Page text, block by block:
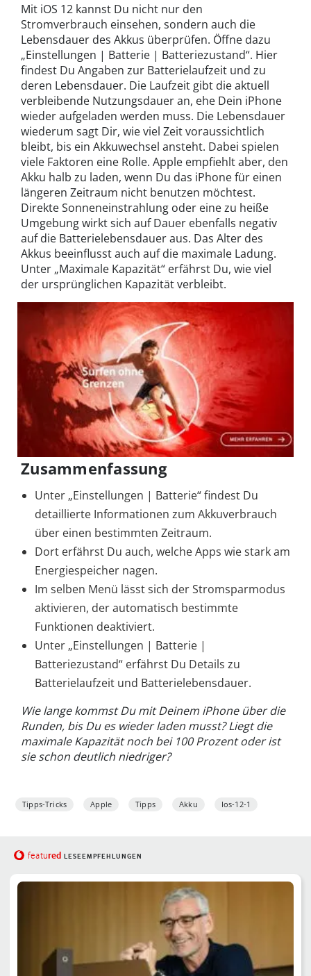
Mit iOS 12 kannst Du nicht nur den
Stromverbrauch einsehen, sondern auch die
Lebensdauer des Akkus überprüfen. Öffne dazu
„Einstellungen | Batterie | Batteriezustand“. Hier
findest Du Angaben zur Batterielaufzeit und zu
deren Lebensdauer. Die Laufzeit gibt die aktuell
verbleibende Nutzungsdauer an, ehe Dein iPhone
wieder aufgeladen werden muss. Die Lebensdauer
wiederum sagt Dir, wie viel Zeit voraussichtlich
bleibt, bis ein Akkuwechsel ansteht. Dabei spielen
viele Faktoren eine Rolle. Apple empfiehlt aber, den
Akku halb zu laden, wenn Du das iPhone für einen
längeren Zeitraum nicht benutzen möchtest.
Direkte Sonneneinstrahlung oder eine zu heiße
Umgebung wirkt sich auf Dauer ebenfalls negativ
auf die Batterielebensdauer aus. Das Alter des
Akkus beeinflusst auch auf die maximale Ladung.
Unter „Maximale Kapazität“ erfährst Du, wie viel
der ursprünglichen Kapazität verbleibt.
Zusammenfassung
Unter „Einstellungen | Batterie“ findest Du
detaillierte Informationen zum Akkuverbrauch
über einen bestimmten Zeitraum.
Dort erfährst Du auch, welche Apps wie stark am
Energiespeicher nagen.
Im selben Menü lässt sich der Stromsparmodus
aktivieren, der automatisch bestimmte
Funktionen deaktiviert.
Unter „Einstellungen | Batterie |
Batteriezustand“ erfährst Du Details zu
Batterielaufzeit und Batterielebensdauer.
Wie lange kommst Du mit Deinem iPhone über die
Runden, bis Du es wieder laden musst? Liegt die
maximale Kapazität noch bei 100 Prozent oder ist
sie schon deutlich niedriger?
Tipps-Tricks Apple Tipps Akku Ios-12-1
featured LESEEMPFEHLUNGEN